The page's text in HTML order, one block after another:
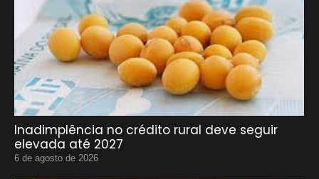
Inadimplência no crédito rural deve seguir
elevada até 2027
6 de agosto de 2026